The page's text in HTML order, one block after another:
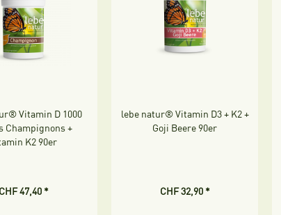
Vitamin D 1000
Champignons +
K2 90er
CHF 47,40 *
lebe natur® Vitamin D3 + K2 +
Goji Beere 90er
CHF 32,90 *